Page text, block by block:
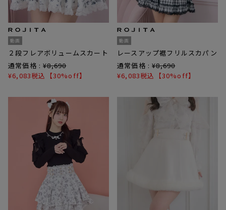
動画
２段フレアボリュームスカート
通常価格 : ¥8,690
¥6,083税込 【30%off】
動画
レースアップ裾フリルスカパン
通常価格 : ¥8,690
¥6,083税込 【30%off】